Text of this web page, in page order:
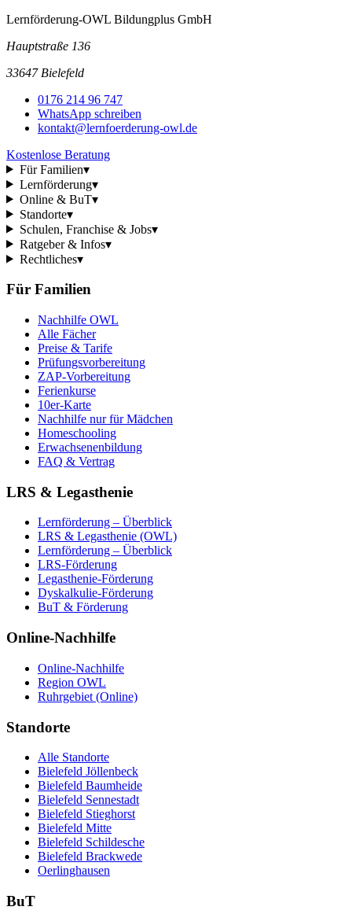
Lernförderung-OWL Bildungplus GmbH
Hauptstraße 136
33647 Bielefeld
0176 214 96 747
WhatsApp schreiben
kontakt@lernfoerderung-owl.de
Kostenlose Beratung
Für Familien▾
Lernförderung▾
Online & BuT▾
Standorte▾
Schulen, Franchise & Jobs▾
Ratgeber & Infos▾
Rechtliches▾
Für Familien
Nachhilfe OWL
Alle Fächer
Preise & Tarife
Prüfungsvorbereitung
ZAP-Vorbereitung
Ferienkurse
10er-Karte
Nachhilfe nur für Mädchen
Homeschooling
Erwachsenenbildung
FAQ & Vertrag
LRS & Legasthenie
Lernförderung – Überblick
LRS & Legasthenie (OWL)
Lernförderung – Überblick
LRS-Förderung
Legasthenie-Förderung
Dyskalkulie-Förderung
BuT & Förderung
Online-Nachhilfe
Online-Nachhilfe
Region OWL
Ruhrgebiet (Online)
Standorte
Alle Standorte
Bielefeld Jöllenbeck
Bielefeld Baumheide
Bielefeld Sennestadt
Bielefeld Stieghorst
Bielefeld Mitte
Bielefeld Schildesche
Bielefeld Brackwede
Oerlinghausen
BuT